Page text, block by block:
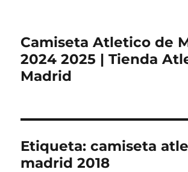
Camiseta Atletico de
2024 2025 | Tienda
Madrid
Etiqueta:camiseta
madrid 2018